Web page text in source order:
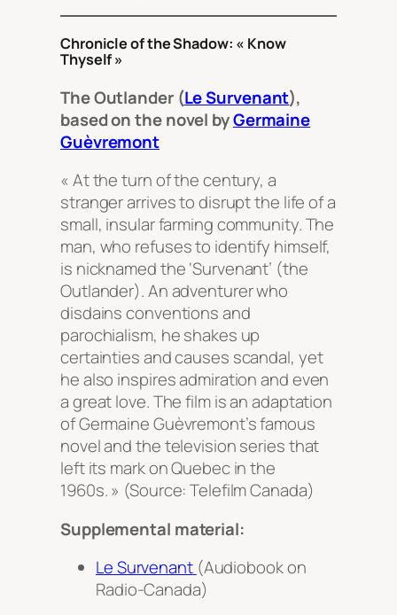
Chronicle of the Shadow: « Know
Thyself »
The Outlander (Le Survenant),
based on the novel byGermaine
Guèvremont
« At the turn of the century, a
stranger arrives to disrupt the life of a
small, insular farming community. The
man, who refuses to identify himself,
is nicknamed the ‘Survenant’ (the
Outlander). An adventurer who
disdains conventions and
parochialism, he shakes up
certainties and causes scandal, yet
he also inspires admiration and even
a great love. The film is an adaptation
of Germaine Guèvremont’s famous
novel and the television series that
left its mark on Quebec in the
1960s. » (Source: Telefilm Canada)
Supplemental material:
Le Survenant (Audiobook on
Radio-Canada)